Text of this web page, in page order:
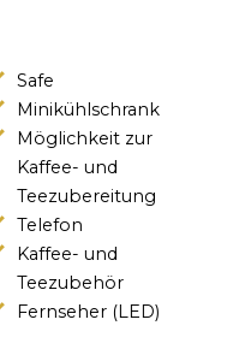
Safe
Minikühlschrank
Möglichkeit zur
Kaffee- und
Teezubereitung
Telefon
Kaffee- und
Teezubehör
Fernseher (LED)